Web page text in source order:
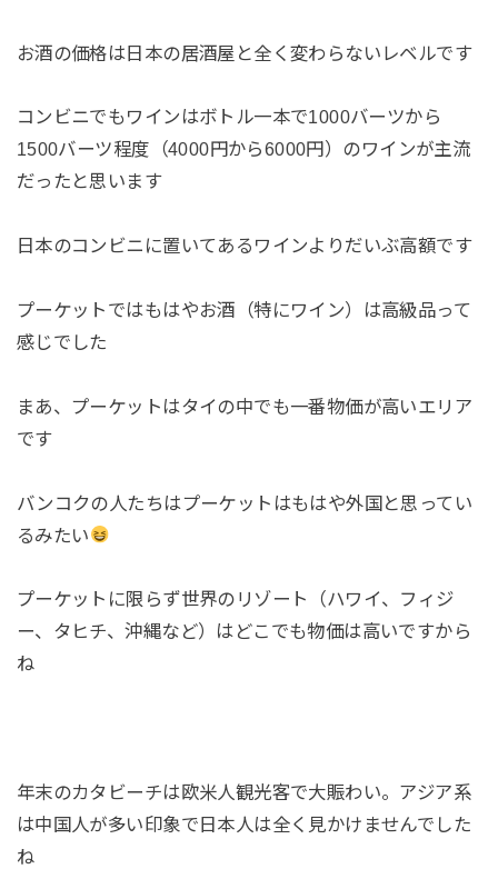
お酒の価格は日本の居酒屋と全く変わらないレベルです
コンビニでもワインはボトル一本で1000バーツから
1500バーツ程度（4000円から6000円）のワインが主流
だったと思います
日本のコンビニに置いてあるワインよりだいぶ高額です
プーケットではもはやお酒（特にワイン）は高級品って
感じでした
まあ、プーケットはタイの中でも一番物価が高いエリア
です
バンコクの人たちはプーケットはもはや外国と思ってい
るみたい
プーケットに限らず世界のリゾート（ハワイ、フィジ
ー、タヒチ、沖縄など）はどこでも物価は高いですから
ね
年末のカタビーチは欧米人観光客で大賑わい。アジア系
は中国人が多い印象で日本人は全く見かけませんでした
ね